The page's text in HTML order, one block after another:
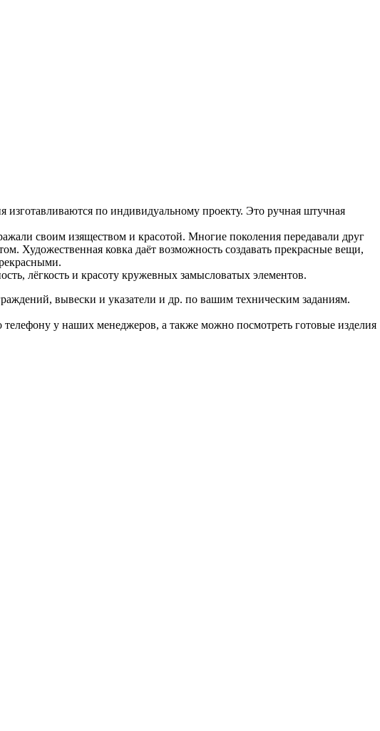
изготавливаются по индивидуальному проекту. Это ручная штучная
своим изяществом и красотой. Многие поколения передавали друг
Художественная ковка даёт возможность создавать прекрасные вещи,
лёгкость и красоту кружевных замысловатых элементов.
вывески и указатели и др. по вашим техническим заданиям.
у наших менеджеров, а также можно посмотреть готовые изделия